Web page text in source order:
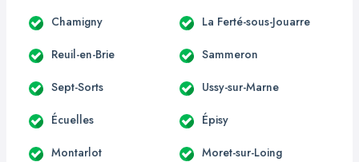
Chamigny La Ferté-sous-Jouarre
Reuil-en-Brie Sammeron
Sept-Sorts Ussy-sur-Marne
Écuelles Épisy
Montarlot Moret-sur-Loing